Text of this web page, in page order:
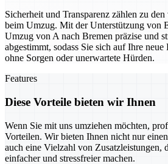
Sicherheit und Transparenz zählen zu
beim Umzug. Mit der Unterstützung von
Umzug von A nach Bremen präzise und
abgestimmt, sodass Sie sich auf Ihre
ohne Sorgen oder unerwartete Hürden.
Features
Diese Vorteile bieten wir Ihnen
Wenn Sie mit uns umziehen möchten,
Vorteilen. Wir bieten Ihnen nicht nur
auch eine Vielzahl von Zusatzleistungen,
einfacher und stressfreier machen.